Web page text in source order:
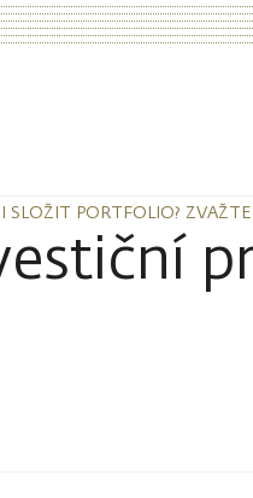
PORTFOLIO?